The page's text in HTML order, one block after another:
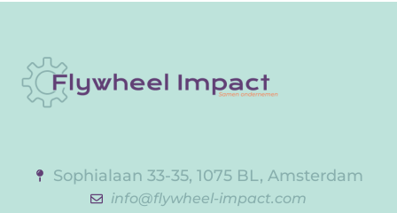
Sophialaan 33-35, 1075 BL, Amsterdam
info@flywheel-impact.com